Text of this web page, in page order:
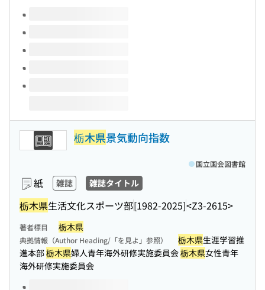
このタイトルの巻号
栃木県景気動向指数
紙 雑誌 雑誌タイトル
栃木県生活文化スポーツ部[1982-2025]<Z3-2615>
国立国会図書館
著者標目 栃木県
典拠情報（Author Heading/「を見よ」参照） 栃木県生涯学習推
進本部栃木県婦人青年海外研修実施委員会栃木県女性青年
海外研修実施委員会
このタイトルの巻号